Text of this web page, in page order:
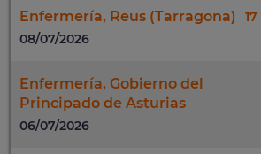
Enfermería, Reus (Tarragona)
17
08/07/2026
Enfermería, Gobierno del
Principado de Asturias
06/07/2026